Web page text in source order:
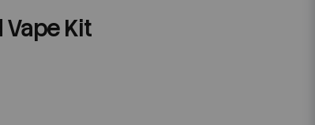
Vape Kit